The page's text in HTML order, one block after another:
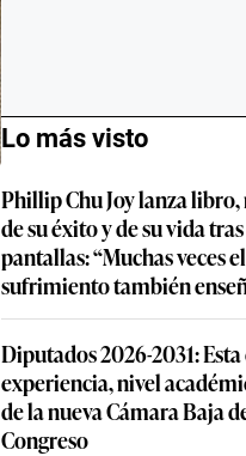
Lo más visto
Phillip Chu Joy lanza libro,
de su éxito y de su vida
pantallas: “Muchas veces el
sufrimiento también
Diputados 2026-2031: Esta
experiencia, nivel
de la nueva Cámara Baja
Congreso